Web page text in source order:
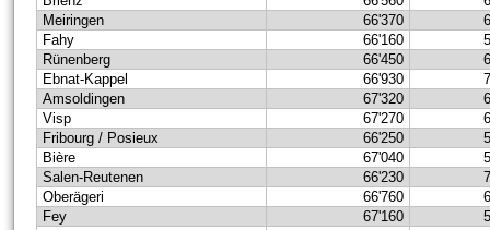
Meiringen
66'370
Fahy
66'160
Rünenberg
66'450
Ebnat-Kappel
66'930
Amsoldingen
67'320
Visp
67'270
Fribourg / Posieux
66'250
Bière
67'040
Salen-Reutenen
66'230
Oberägeri
66'760
Fey
67'160